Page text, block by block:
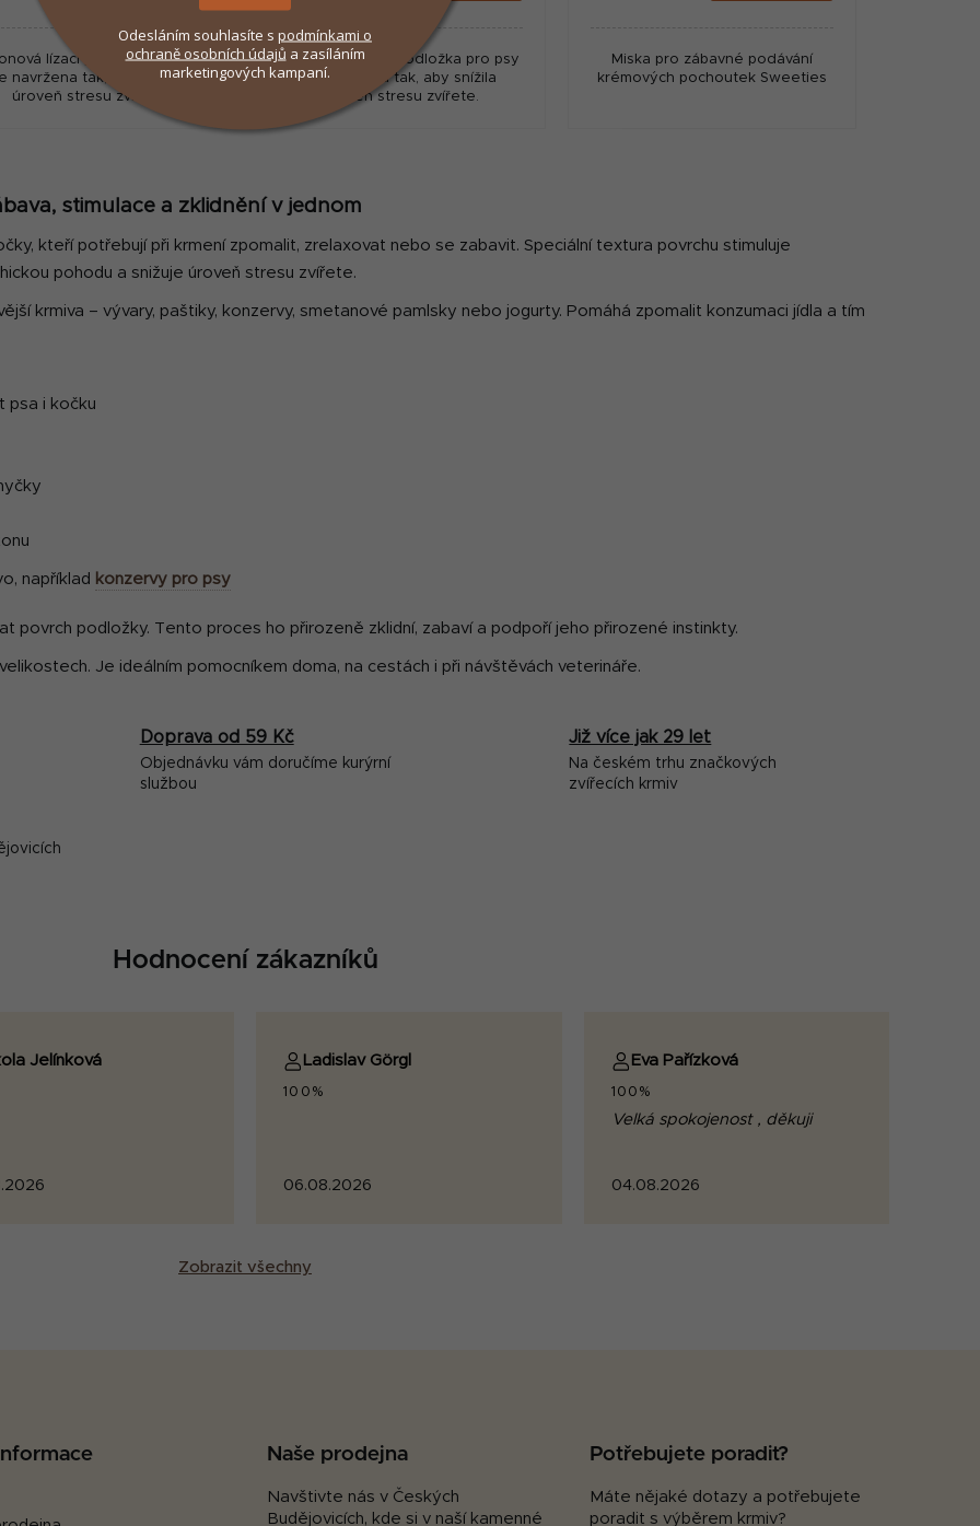
lízací podložka pro psy
navržena tak, aby snížila
úroveň stresu zvířete.
cena:
Silikonová lízací podložka pro psy
je navržena tak, aby snížila
úroveň stresu zvířete.
Miska pro zábavné podávání
krémových pochoutek Sweeties
v
l
á
d
c
stimulace a zklidnění v jednom
kteří potřebují při krmení zpomalit, zrelaxovat nebo se zabavit. Speciální textura povrchu stimuluje
pohodu a snižuje úroveň stresu zvířete.
krmiva – vývary, paštiky, konzervy, smetanové pamlsky nebo jogurty. Pomáhá zpomalit konzumaci jídla a tím
psa i kočku
například konzervy pro psy
povrch podložky. Tento proces ho přirozeně zklidní, zabaví a podpoří jeho přirozené instinkty.
Je ideálním pomocníkem doma, na cestách i při návštěvách veterináře.
Doprava od 59 Kč
Objednávku vám doručíme kurýrní
službou
Již více jak 29 let
Na českém trhu značkových
zvířecích krmiv
Hodnocení zákazníků
Jelínková Ladislav Görgl
100%
06.08.2026
Eva Pařízková
100%
Velká spokojenost , děkuji
04.08.2026
Zobrazit všechny
Naše prodejna
Navštivte nás v Českých
Budějovicích, kde si v naší kamenné
Potřebujete poradit?
Máte nějaké dotazy a potřebujete
poradit s výběrem krmiv?
Odesláním souhlasíte s podmínkami o
ochraně osobních údajů a zasíláním
marketingových kampaní.